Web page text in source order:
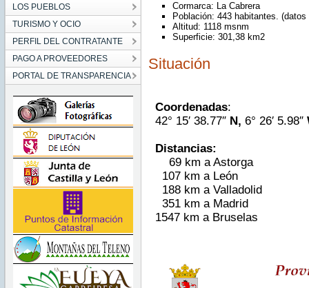
LOS PUEBLOS
TURISMO Y OCIO
PERFIL DEL CONTRATANTE
PAGO A PROVEEDORES
PORTAL DE TRANSPARENCIA
Cormarca: La Cabrera
Población: 443 habitantes.
Altitud: 1118 msnm
Superficie: 301,38 km2
Situación
Coordenadas:
42° 15′ 38.77″ N, 6° 26′ 5.98″
Distancias:
69 km a Astorga
107 km a León
188 km a Valladolid
351 km a Madrid
1547 km a Bruselas